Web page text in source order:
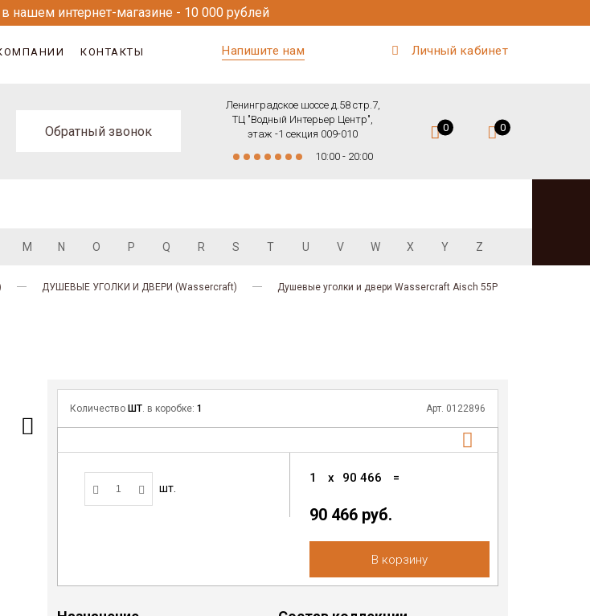
нашем интернет-магазине - 10 000 рублей
КОНТАКТЫ Напишите нам Личный кабинет
Обратный звонок
Ленинградское шоссе д.58 стр.7,
ТЦ "Водный Интерьер Центр",
этаж -1 секция 009-010
10:00 - 20:00
0 0
M N O P Q R S T U V W X Y Z
ДУШЕВЫЕ УГОЛКИ И ДВЕРИ (Wassercraft)
Душевые уголки и двери Wassercraft Aisch 55P
Количество ШТ. в коробке:1 Арт. 0122896
шт.
1 x 90 466 =
90 466 руб.
В корзину